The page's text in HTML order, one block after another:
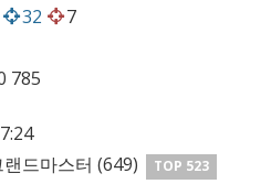
32
7
785
랜드마스터 (649) TOP 523